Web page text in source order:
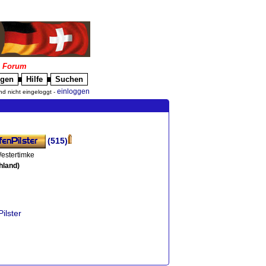
Forum
Hilfe Suchen
nicht eingeloggt - einloggen
(515)